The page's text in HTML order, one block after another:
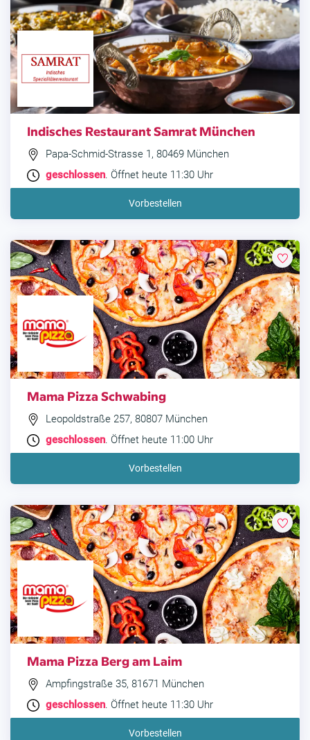
Indisches Restaurant Samrat München
Papa-Schmid-Strasse 1, 80469 München
geschlossen. Öffnet heute 11:30 Uhr
Vorbestellen
Mama Pizza Schwabing
Leopoldstraße 257, 80807 München
geschlossen. Öffnet heute 11:00 Uhr
Vorbestellen
Mama Pizza Berg am Laim
Ampfingstraße 35, 81671 München
geschlossen. Öffnet heute 11:30 Uhr
Vorbestellen